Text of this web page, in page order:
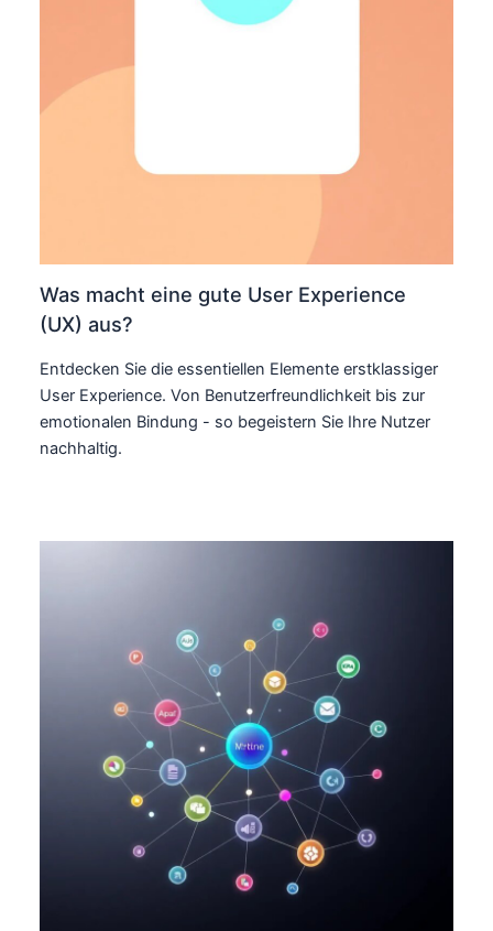
Was macht eine gute User Experience
(UX) aus?
Entdecken Sie die essentiellen Elemente erstklassiger
User Experience. Von Benutzerfreundlichkeit bis zur
emotionalen Bindung - so begeistern Sie Ihre Nutzer
nachhaltig.